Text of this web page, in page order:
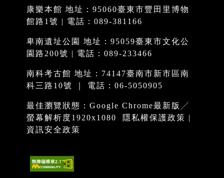
康樂本館 地址：95060臺東市豐田里博物
館路1號 | 電話：089-381166
卑南遺址公園 地址：95059臺東市文化公
園路200號 | 電話：089-233466
南科考古館 地址：74147臺南市新市區南
科三路10號 ｜ 電話：06-5050905
最佳瀏覽狀態：Google Chrome最新版╱
螢幕解析度1920x1080
隱私權保護政策 |
資訊安全政策